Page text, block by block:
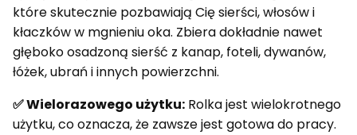
które skutecznie pozbawiają Cię sierści, włosów i
kłaczków w mgnieniu oka. Zbiera dokładnie nawet
głęboko osadzoną sierść z kanap, foteli, dywanów,
łóżek, ubrań i innych powierzchni.
✅ Wielorazowego użytku: Rolka jest wielokrotnego
użytku, co oznacza, że zawsze jest gotowa do pracy.